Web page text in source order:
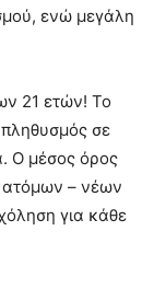
ενώ μεγάλη
21 ετών! Το
πληθυσμός σε
Ο μέσος όρος
ατόμων – νέων
για κάθε